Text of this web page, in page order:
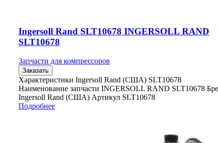
Ingersoll Rand SLT10678 INGERSOLL RAND
SLT10678
Запчасти для компрессоров
Заказать
Характеристики Ingersoll Rand (США) SLT10678
Наименование запчасти INGERSOLL RAND SLT10678
Ingersoll Rand (США) Артикул SLT10678
Подробнее